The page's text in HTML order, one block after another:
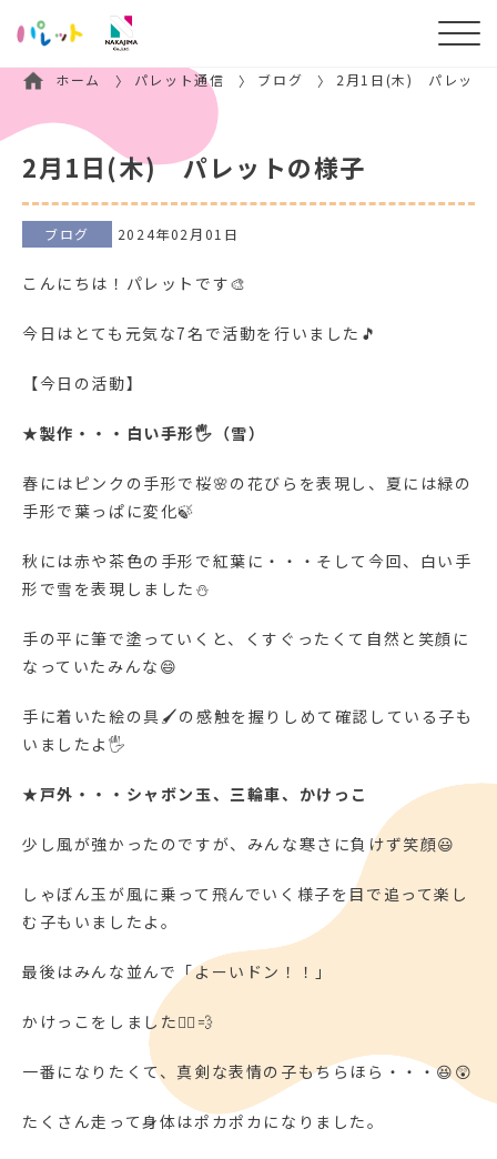
ホーム パレット通信 ブログ 2月1日(木) パレット
2月1日(木) パレットの様子
ブログ 2024年02月01日
こんにちは！パレットです🎨
今日はとても元気な7名で活動を行いました🎵
【今日の活動】
★製作・・・白い手形🖐（雪）
春にはピンクの手形で桜🌸の花びらを表現し、夏には緑の
手形で葉っぱに変化🍃
秋には赤や茶色の手形で紅葉に・・・そして今回、白い手
形で雪を表現しました⛄
手の平に筆で塗っていくと、くすぐったくて自然と笑顔に
なっていたみんな😄
手に着いた絵の具🖌の感触を握りしめて確認している子も
いましたよ🖐
★戸外・・・シャボン玉、三輪車、かけっこ
少し風が強かったのですが、みんな寒さに負けず笑顔😃
しゃぼん玉が風に乗って飛んでいく様子を目で追って楽し
む子もいましたよ。
最後はみんな並んで「よーいドン！！」
かけっこをしました🏃‍♂️💨
一番になりたくて、真剣な表情の子もちらほら・・・😆😲
たくさん走って身体はポカポカになりました。